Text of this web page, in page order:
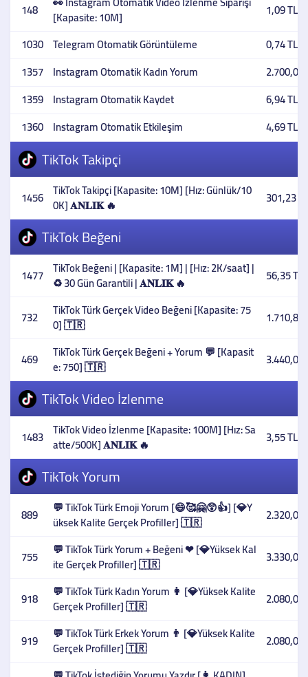
148 [Kapasite: 10M]
1,09 TL
1030 Telegram Otomatik Görüntüleme
0,74 TL
1357 Instagram Otomatik Kadın Yorum
2.700,00
1359 Instagram Otomatik Kaydet
6,94 TL
1360 Instagram Otomatik Etkileşim 4,69 TL
TikTok Takipçi
1456 TikTok Takipçi [Kapasite: 10M] [Hız: Günlük/10
0K] 𝐀𝐍𝐋𝐈𝐊 🔥 301,23 TL
TikTok Beğeni
1477 TikTok Beğeni | [Kapasite: 1M] | [Hız: 2K/saat] |
♻️ 30 Gün Garantili | 𝐀𝐍𝐋𝐈𝐊 🔥 56,35 TL
732 TikTok Türk Gerçek Video Beğeni [Kapasite: 75
0] 🇹🇷 1.710,80
469 TikTok Türk Gerçek Beğeni + Yorum 💬 [Kapasit
e: 750] 🇹🇷 3.440,00
TikTok Video İzlenme
1483 TikTok Video İzlenme [Kapasite: 100M] [Hız: Sa
atte/500K] 𝐀𝐍𝐋𝐈𝐊 🔥 3,55 TL
TikTok Yorum
889 💬 TikTok Türk Emoji Yorum [😄🥰🤗😲👍] [💎Y
üksek Kalite Gerçek Profiller] 🇹🇷 2.320,00
755 💬 TikTok Türk Yorum + Beğeni ❤ [💎Yüksek Kal
ite Gerçek Profiller] 🇹🇷 3.330,00
918 💬 TikTok Türk Kadın Yorum 👩 [💎Yüksek Kalite
Gerçek Profiller] 🇹🇷 2.080,00
919 💬 TikTok Türk Erkek Yorum 👨 [💎Yüksek Kalite
Gerçek Profiller] 🇹🇷 2.080,00